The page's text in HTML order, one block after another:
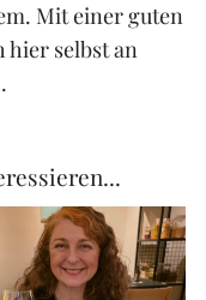
Mit einer guten
hier selbst an